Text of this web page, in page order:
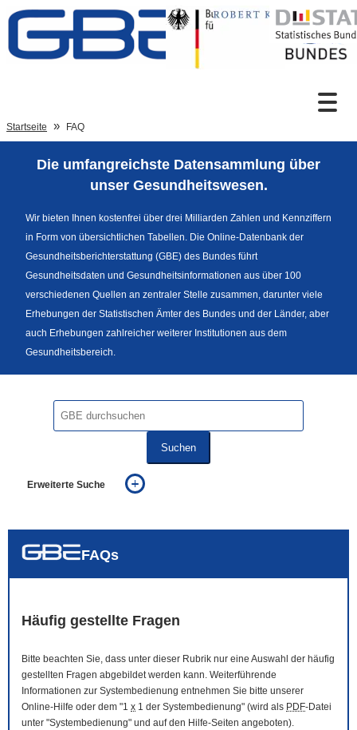
Zum Inhalt
Sprachumschaltung
Fußzeile
Startseite FAQ
Die umfangreichste Datensammlung über
unser Gesundheitswesen.
Wir bieten Ihnen kostenfrei über drei Milliarden Zahlen und Kennziffern
in Form von übersichtlichen Tabellen. Die Online-Datenbank der
Gesundheitsberichterstattung (GBE) des Bundes führt
Gesundheitsdaten und Gesundheitsinformationen aus über 100
verschiedenen Quellen an zentraler Stelle zusammen, darunter viele
Erhebungen der Statistischen Ämter des Bundes und der Länder, aber
auch Erhebungen zahlreicher weiterer Institutionen aus dem
Gesundheitsbereich.
Suchen
Erweiterte Suche
auch in allen Texten suchen (Volltextsuche)
FAQs
Häufig gestellte Fragen
Bitte beachten Sie, dass unter dieser Rubrik nur eine Auswahl der häufig
gestellten Fragen abgebildet werden kann. Weiterführende
Informationen zur Systembedienung entnehmen Sie bitte unserer
Online-Hilfe oder dem "1 x 1 der Systembedienung" (wird als PDF-Datei
unter "Systembedienung" und auf den Hilfe-Seiten angeboten).